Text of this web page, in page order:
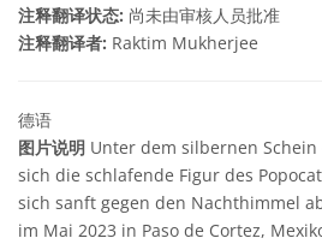
注释翻译状态: 尚未由审核人员批准
注释翻译者: Raktim Mukherjee
德语
图片说明 Unter dem silbernen
sich die schlafende Figur des
sich sanft gegen den Nachthimmel
im Mai 2023 in Paso de Cortez,